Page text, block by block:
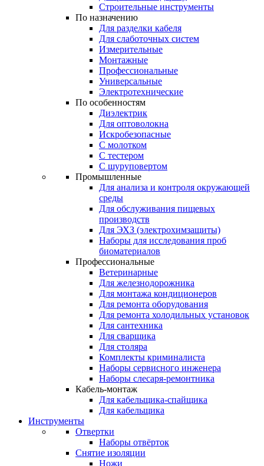
Строительные инструменты
По назначению
Для разделки кабеля
Для слаботочных систем
Измерительные
Монтажные
Профессиональные
Универсальные
Электротехнические
По особенностям
Диэлектрик
Для оптоволокна
Искробезопасные
С молотком
С тестером
С шуруповертом
Промышленные
Для анализа и контроля окружающей
среды
Для обслуживания пищевых
производств
Для ЭХЗ (электрохимзащиты)
Наборы для исследования проб
биоматериалов
Профессиональные
Ветеринарные
Для железнодорожника
Для монтажа кондиционеров
Для ремонта оборудования
Для ремонта холодильных установок
Для сантехника
Для сварщика
Для столяра
Комплекты криминалиста
Наборы сервисного инженера
Наборы слесаря-ремонтника
Кабель-монтаж
Для кабельщика-спайщика
Для кабельщика
Инструменты
Отвертки
Наборы отвёрток
Снятие изоляции
Ножи